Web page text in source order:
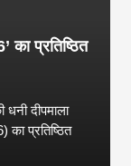
का प्रतिष्ठित
दीपमाला
प्रतिष्ठित